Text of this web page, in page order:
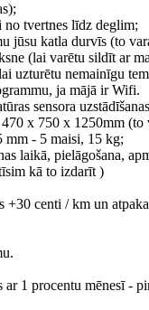
no tvertnes līdz deglim;
jūsu katla durvīs (to
(lai varētu sildīt ar
uzturētu nemainīgu
ja mājā ir Wifi.
sensora
x 750 x 1250mm (to
mm - 5 maisi, 15 kg;
laikā, pielāgošana,
kā to izdarīt )
+30 centi / km un
1 procentu mēnesī -